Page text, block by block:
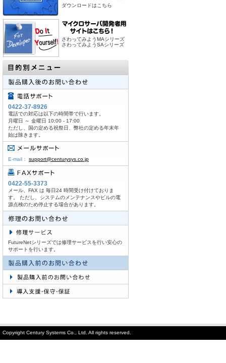
ダウンロードはこちら
さわってみようMAシリーズ
さわってみようSAシリーズ
0422-37-8926
電話での対応は以下の時間帯で行います。
月曜日 ～ 金曜日 10:00 - 17:00
ただし、国の定める祝祭日、弊社の定める年末年
始は除きます。
E-mail： support@centurysys.co.jp
0422-55-3373
メール、FAX は 毎日24 時間受け付けておりま
す。 ただし、システムのメンテナンスやビルの電
源点検のため停止する場合があります。
FutureNetシリーズでは修理サービスを行い安心の
サポートを行います。
Copyright Century Systems Co., Ltd. All rights reserved.